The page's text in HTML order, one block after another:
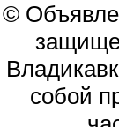
©
собой